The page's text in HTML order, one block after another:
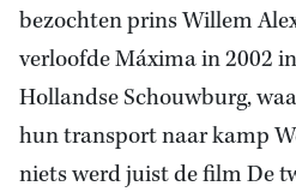
bezochten prins Willem
verloofde Máxima in 2002
Hollandse Schouwburg,
hun transport naar kamp
niets werd juist de film De